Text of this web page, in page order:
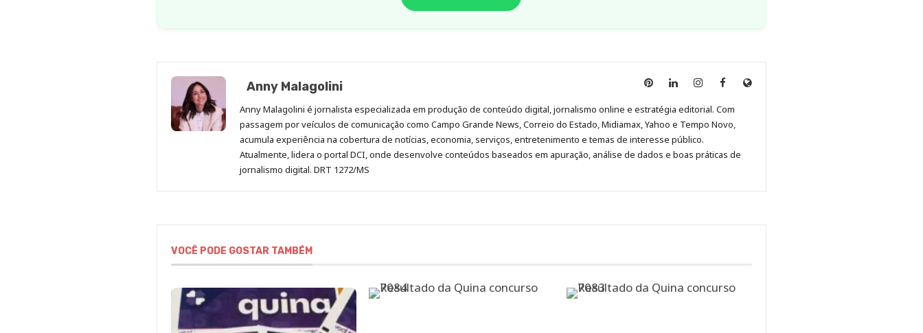
Anny Malagolini
Anny
no
Pinterest
Anny
no
LinkedIn
Anny
no
Instagram
Anny
no
Facebook
Site
Anny Malagolini é jornalista especializada em produção de conteúdo digital, jornalismo online e estratégia editorial. Com
passagem por veículos de comunicação como Campo Grande News, Correio do Estado, Midiamax, Yahoo e Tempo Novo,
acumula experiência na cobertura de notícias, economia, serviços, entretenimento e temas de interesse público.
Atualmente, lidera o portal DCI, onde desenvolve conteúdos baseados em apuração, análise de dados e boas práticas de
jornalismo digital. DRT 1272/MS
VOCÊ PODE GOSTAR TAMBÉM